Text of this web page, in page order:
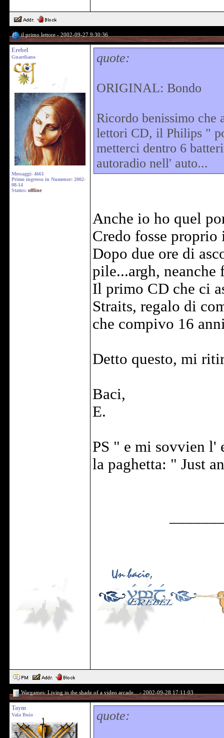
il primo lettore - 2002-09-27 9:30:36
Erebel
Guardiano
Messaggi: 4661
Primo ingresso in Numenor: 2002-
08-14
Status: offline
quote:
ORIGINAL: Bondo
Ricordo benissimo che
lettori CD, il Philips "
metterci dentro 6
autoradio nell' auto...
Anche io ho quel
Credo fosse
Dopo due ore di
pile...argh, neanche
Il primo CD che ci
Straits, regalo di
che compivo 16
Detto questo, mi
Baci,
E.
PS " e mi sovvien l'
la paghetta: " Just
Wargames: Living in the shade of a video arcade... - 2002-09-28 17:11:03
Taym
Vala Buio quote: